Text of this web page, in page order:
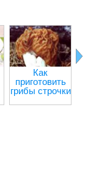
Как
приготовить
грибы строчки